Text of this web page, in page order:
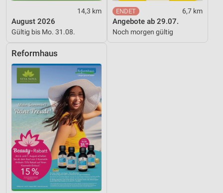
14,3 km
August 2026
Gültig bis Mo. 31.08.
6,7 km
Angebote ab 29.07.
Noch morgen gültig
Reformhaus